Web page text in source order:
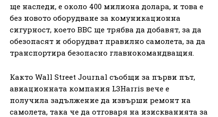
ще наследи, е около 400 милиона долара, и това е
без новото оборудване за комуникационна
сигурност, което ВВС ще трябва да добавят, за да
обезопасят и оборудват правилно самолета, за да
транспортира безопасно главнокомандващия.
Както Wall Street Journal съобщи за първи път,
авиационната компания L3Harris вече е
получила задължение да извърши ремонт на
самолета, така че да отговаря на изискванията за